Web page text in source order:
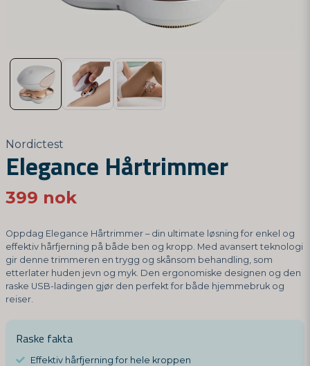
Nordictest
Elegance Hårtrimmer
399 nok
Oppdag Elegance Hårtrimmer – din ultimate løsning for enkel og
effektiv hårfjerning på både ben og kropp. Med avansert teknologi
gir denne trimmeren en trygg og skånsom behandling, som
etterlater huden jevn og myk. Den ergonomiske designen og den
raske USB-ladingen gjør den perfekt for både hjemmebruk og
reiser.
Raske fakta
Effektiv hårfjerning for hele kroppen